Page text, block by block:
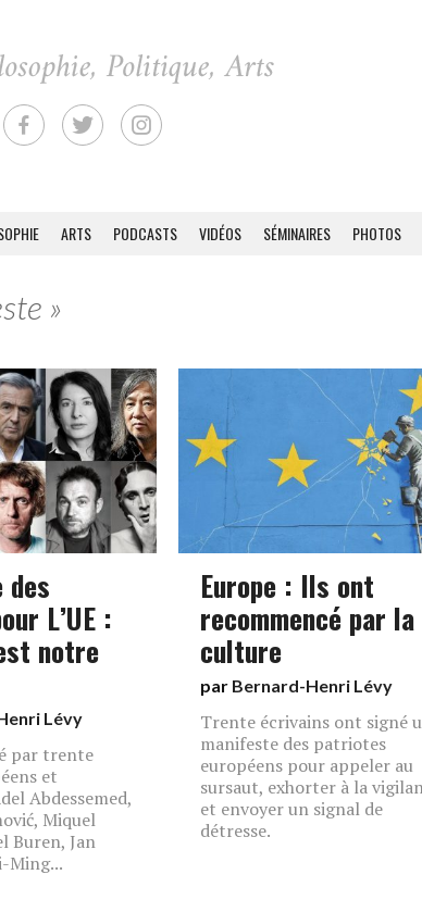
ARTS PODCASTS VIDÉOS SÉMINAIRES PHOTOS
»
des
L’UE :
notre
Lévy
par trente
et
Abdessemed,
Miquel
Buren, Jan
Ming...
Europe : Ils ont
recommencé par la
culture
par Bernard-Henri Lévy
Trente écrivains ont signé
manifeste des patriotes
européens pour appeler au
sursaut, exhorter à la
et envoyer un signal de
détresse.